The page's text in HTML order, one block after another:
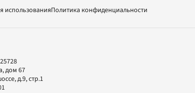
использованияПолитика конфиденциальности
дом 67
д.9, стр.1